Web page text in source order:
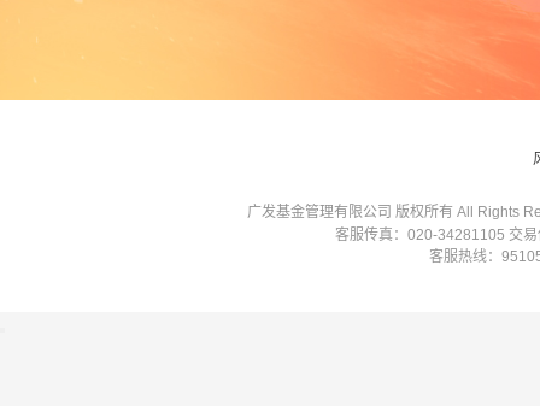
广发基金管理有限公司 版权所有 All Rights
客服传真：020-34281105 交
客服热线：